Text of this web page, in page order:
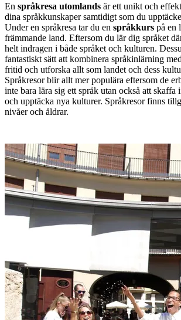
En språkresa utomlands är ett unikt och
dina språkkunskaper samtidigt som du
Under en språkresa tar du en språkkurs på en
främmande land. Eftersom du lär dig språket
helt indragen i både språket och kulturen.
fantastiskt sätt att kombinera språkinlärning
fritid och utforska allt som landet och dess
Språkresor blir allt mer populära eftersom de
inte bara lära sig ett språk utan också att skaffa
och upptäcka nya kulturer. Språkresor finns
nivåer och åldrar.